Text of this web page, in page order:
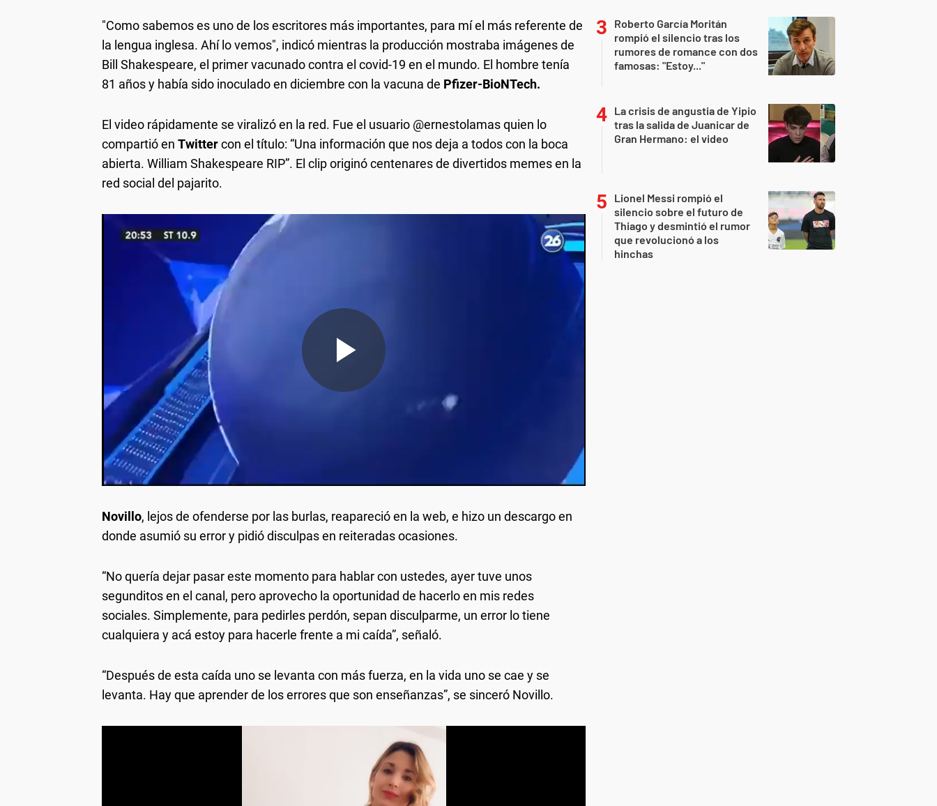
"Como sabemos es uno de los escritores más importantes, para mí el más referente de
la lengua inglesa. Ahí lo vemos", indicó mientras la producción mostraba imágenes de
Bill Shakespeare, el primer vacunado contra el covid-19 en el mundo. El hombre tenía
81 años y había sido inoculado en diciembre con la vacuna de Pfizer-BioNTech.
El video rápidamente se viralizó en la red. Fue el usuario @ernestolamas quien lo
compartió en Twittercon el título: “Una información que nos deja a todos con la boca
abierta. William Shakespeare RIP”. El clip originó centenares de divertidos memes en la
red social del pajarito.
Novillo, lejos de ofenderse por las burlas, reapareció en la web, e hizo un descargo en
donde asumió su error y pidió disculpas en reiteradas ocasiones.
“No quería dejar pasar este momento para hablar con ustedes, ayer tuve unos
segunditos en el canal, pero aprovecho la oportunidad de hacerlo en mis redes
sociales. Simplemente, para pedirles perdón, sepan disculparme, un error lo tiene
cualquiera y acá estoy para hacerle frente a mi caída”, señaló.
“Después de esta caída uno se levanta con más fuerza, en la vida uno se cae y se
levanta. Hay que aprender de los errores que son enseñanzas”, se sinceró Novillo.
Roberto García Moritán
rompió el silencio tras los
rumores de romance con dos
famosas: "Estoy..."
La crisis de angustia de Yipio
tras la salida de Juanicar de
Gran Hermano: el video
Lionel Messi rompió el
silencio sobre el futuro de
Thiago y desmintió el rumor
que revolucionó a los
hinchas